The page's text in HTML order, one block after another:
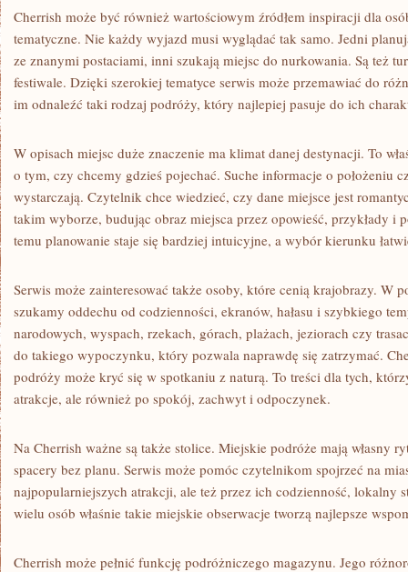
Cherrish może być również wartościowym źródłem inspiracji dla
tematyczne. Nie każdy wyjazd musi wyglądać tak samo. Jedni
ze znanymi postaciami, inni szukają miejsc do nurkowania. Są też
festiwale. Dzięki szerokiej tematyce serwis może przemawiać do
im odnaleźć taki rodzaj podróży, który najlepiej pasuje do ich
W opisach miejsc duże znaczenie ma klimat danej destynacji. To
o tym, czy chcemy gdzieś pojechać. Suche informacje o położeniu
wystarczają. Czytelnik chce wiedzieć, czy dane miejsce jest
takim wyborze, budując obraz miejsca przez opowieść, przykłady i
temu planowanie staje się bardziej intuicyjne, a wybór kierunku
Serwis może zainteresować także osoby, które cenią krajobrazy. W
szukamy oddechu od codzienności, ekranów, hałasu i szybkiego
narodowych, wyspach, rzekach, górach, plażach, jeziorach czy
do takiego wypoczynku, który pozwala naprawdę się zatrzymać.
podróży może kryć się w spotkaniu z naturą. To treści dla tych,
atrakcje, ale również po spokój, zachwyt i odpoczynek.
Na Cherrish ważne są także stolice. Miejskie podróże mają własny
spacery bez planu. Serwis może pomóc czytelnikom spojrzeć na
najpopularniejszych atrakcji, ale też przez ich codzienność, lokalny
wielu osób właśnie takie miejskie obserwacje tworzą najlepsze
Cherrish może pełnić funkcję podróżniczego magazynu. Jego